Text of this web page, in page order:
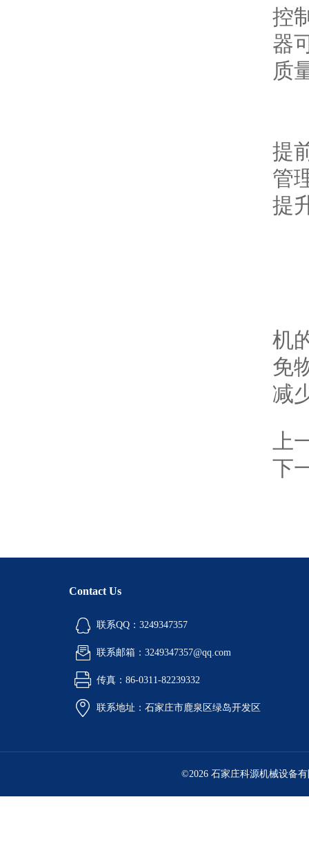
控
器
质
提
管
提
机
免
减
上
下
Contact Us
联系QQ：3249347357
联系邮箱：3249347357@qq.com
传真：86-0311-82239332
联系地址：石家庄市鹿泉区绿岛开发区
©2026 石家庄科源机械设备